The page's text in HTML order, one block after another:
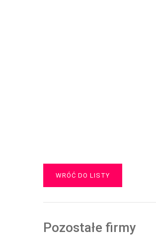
WRÓĆ DO LISTY
Pozostałe firmy